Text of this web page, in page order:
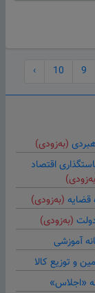
9
10
›
(به‌زودی)
اقتصاد
قضایه (به‌زودی)
(به‌زودی)
آموزشی
و توزیع کالا
«اجلاس»